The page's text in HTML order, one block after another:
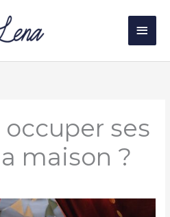
ses
maison ?